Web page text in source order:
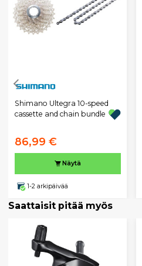
Shimano Ultegra 10-speed
cassette and chain bundle
86,99 €
Näytä
1-2 arkipäivää
Saattaisit pitää myös